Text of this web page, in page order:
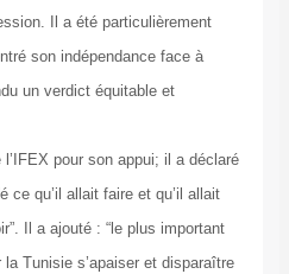
Il a été particulièrement
son indépendance face à
un verdict équitable et
pour son appui; il a déclaré
ce qu’il allait faire et qu’il allait
Il a ajouté : “le plus important
Tunisie s’apaiser et disparaître